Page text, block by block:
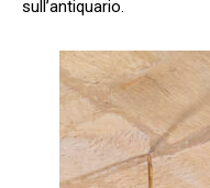
sull’antiquario.